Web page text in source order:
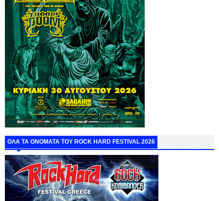
ΟΛΑ ΤΑ ΟΝΟΜΑΤΑ ΤΟΥ ROCK HARD FESTIVAL 2026